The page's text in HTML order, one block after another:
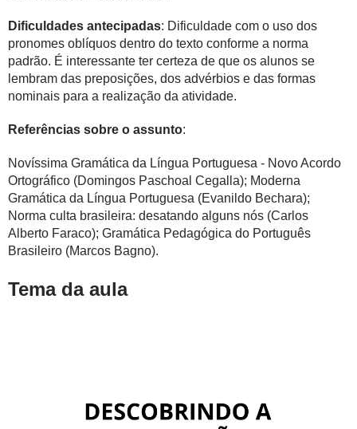
Dificuldades antecipadas: Dificuldade com o uso dos
pronomes oblíquos dentro do texto conforme a norma
padrão. É interessante ter certeza de que os alunos se
lembram das preposições, dos advérbios e das formas
nominais para a realização da atividade.
Referências sobre o assunto:
Novíssima Gramática da Língua Portuguesa - Novo Acordo
Ortográfico (Domingos Paschoal Cegalla); Moderna
Gramática da Língua Portuguesa (Evanildo Bechara);
Norma culta brasileira: desatando alguns nós (Carlos
Alberto Faraco); Gramática Pedagógica do Português
Brasileiro (Marcos Bagno).
Tema da aula